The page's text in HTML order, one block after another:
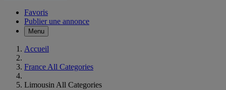
Favoris
Publier une annonce
Menu
Accueil
France All Categories
Limousin All Categories